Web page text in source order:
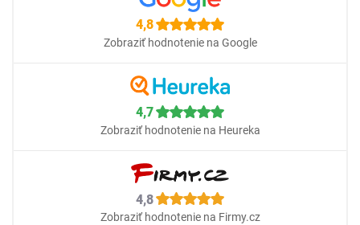
4,8
Zobraziť hodnotenie na Google
4,7
Zobraziť hodnotenie na Heureka
4,8
Zobraziť hodnotenie na Firmy.cz